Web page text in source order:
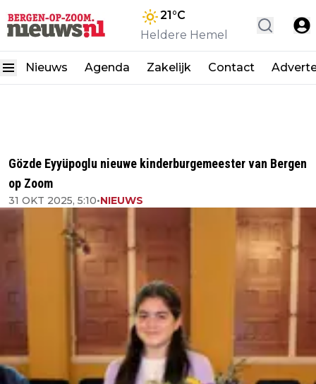
21°C
Heldere Hemel
Nieuws Agenda Zakelijk Contact
Gözde Eyyüpoglu nieuwe kinderburgemeester van Bergen
op Zoom
31 OKT 2025, 5:10•NIEUWS